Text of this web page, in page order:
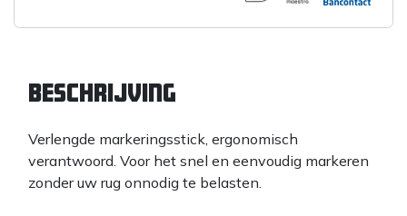
Beschrijving
Verlengde markeringsstick, ergonomisch
verantwoord. Voor het snel en eenvoudig markeren
zonder uw rug onnodig te belasten.